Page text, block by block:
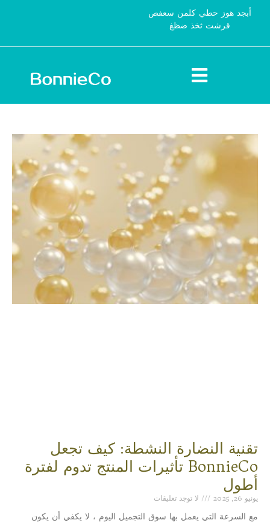
أبجد هوز حطي كلمن سعفص
قرشت ثخذ ضظغ
تقنية النضارة النشطة: كيف تجعل
BonnieCo تأثيرات المنتج تدوم لفترة
أطول
يونيو 26, 2025 لا توجد تعليقات
مع السرعة التي يعمل بها سوق التجميل اليوم ، لا يكفي أن يكون